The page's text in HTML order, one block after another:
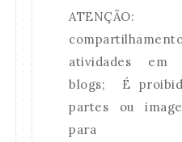
atividades
blogs; É
partes ou
para